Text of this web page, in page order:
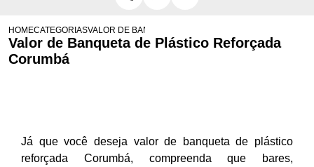
HOMECATEGORIASVALOR DE BANQUETA DE PLÁSTICO REFORÇADA
Valor de Banqueta de Plástico Reforçada
Corumbá
Já que você deseja valor de banqueta de plástico
reforçada Corumbá, compreenda que bares,